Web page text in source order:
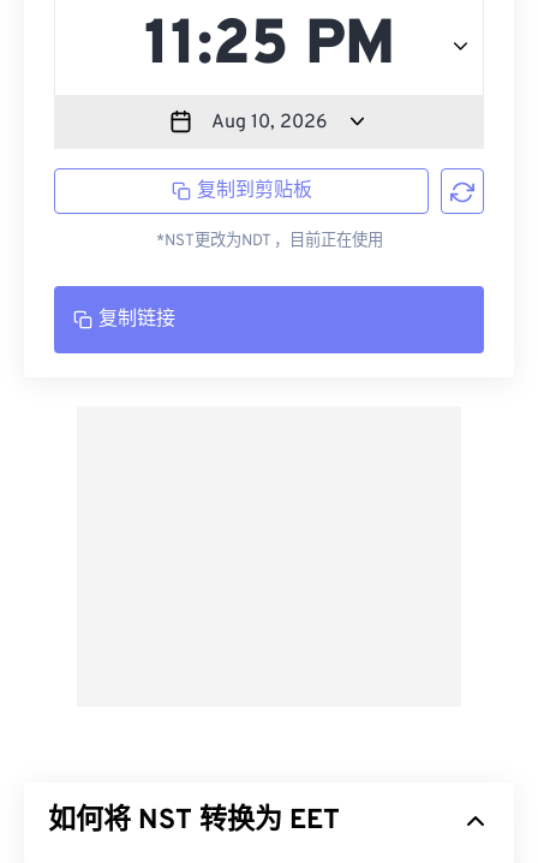
复制到剪贴板
*NST更改为NDT ，目前正在使用
复制链接
如何将 NST 转换为 EET